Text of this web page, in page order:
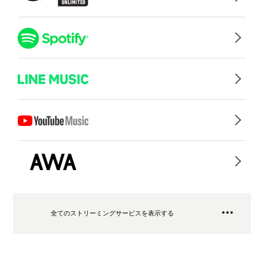
全てのストリーミングサービスを表示する